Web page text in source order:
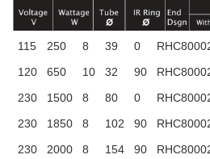
115 250 8 39 0
120
650 10 32 90
230
1500 8 80 0
230
1850 8 102 90
230
2000 8 154 90